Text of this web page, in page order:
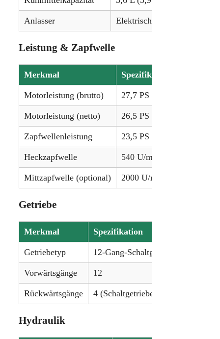
Anlasser Elektrisch (12V)
Leistung & Zapfwelle
Merkmal Spezifikation
Motorleistung (brutto) 27,7 PS (20,7 kW)
Motorleistung (netto) 26,5 PS (19,8 kW)
Zapfwellenleistung 23,5 PS (17,5 kW)
Heckzapfwelle 540 U/min
Mittzapfwelle (optional) 2000 U/min
Getriebe
Merkmal Spezifikation
Getriebetyp 12-Gang-Schaltgetriebe oder 12-
Vorwärtsgänge 12
Rückwärtsgänge 4 (Schaltgetriebe) / 12
Hydraulik